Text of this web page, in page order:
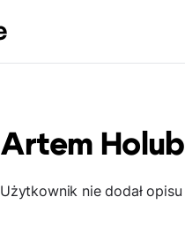
Artem Holub
Użytkownik nie dodał opisu